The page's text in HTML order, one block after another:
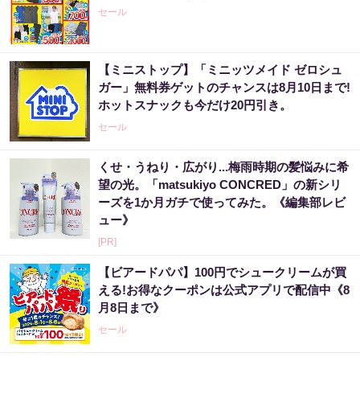
セール
【ミニストップ】「ミニッツメイド ゼロシュ
ガー」無料券ゲットのチャンスは8月10日まで!
ホットスナックも今だけ20円引き。
セール
くせ・うねり・広がり...梅雨時期の髪悩みに希
望の光。「matsukiyo CONCRED」の新シリ
ーズを1か月ガチで使ってみた。《編集部レビ
ュー》
[PR]
【ビアードパパ】100円でシュークリームが買
える!お得なクーポンは公式アプリで配信中《8
月8日まで》
セール